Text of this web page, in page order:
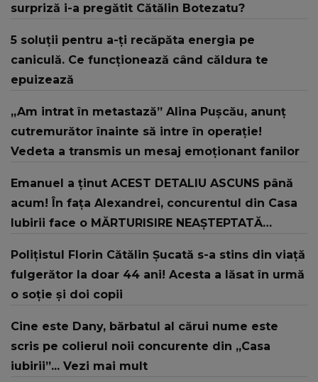
surpriză i-a pregătit Cătălin Botezatu?
5 soluții pentru a-ți recăpăta energia pe
caniculă. Ce funcționează când căldura te
epuizează
„Am intrat în metastază” Alina Pușcău, anunț
cutremurător înainte să intre în operație!
Vedeta a transmis un mesaj emoționant fanilor
Emanuel a ținut ACEST DETALIU ASCUNS până
acum! În fața Alexandrei, concurentul din Casa
Iubirii face o MĂRTURISIRE NEAȘTEPTATĂ
te iubesc pentru că..."
Polițistul Florin Cătălin Șucată s-a stins din viață
fulgerător la doar 44 ani! Acesta a lăsat în urmă
o soție și doi copii
Cine este Dany, bărbatul al cărui nume este
scris pe colierul noii concurente din „Casa
iubirii”... Vezi mai mult